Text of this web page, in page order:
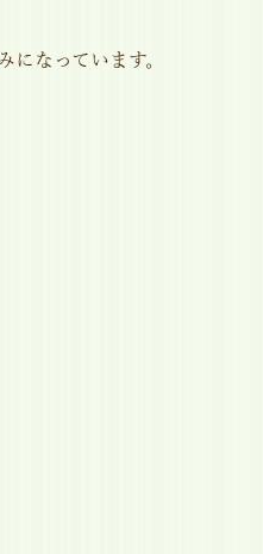
なっています。